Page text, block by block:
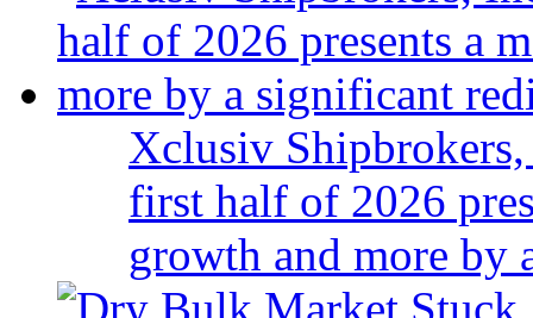
Xclusiv
first half of 2026
growth and more